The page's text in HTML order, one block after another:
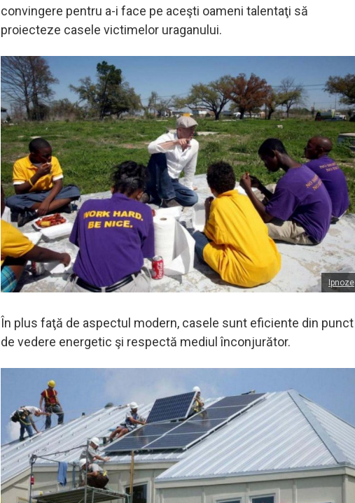
convingere pentru a-i face pe aceşti oameni talentaţi să
proiecteze casele victimelor uraganului.
Ipnoze
În plus faţă de aspectul modern, casele sunt eficiente din punct
de vedere energetic şi respectă mediul înconjurător.